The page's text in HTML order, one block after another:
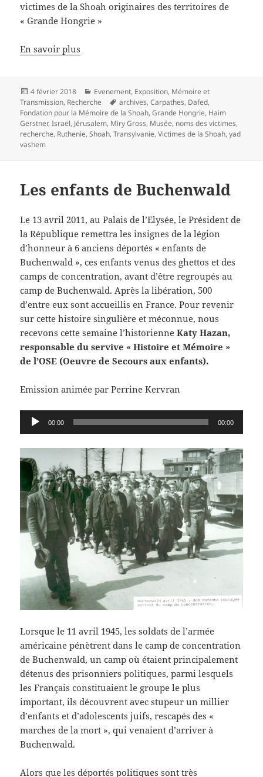
victimes de la Shoah originaires des territoires de
« Grande Hongrie »
En savoir plus
Publié
le
4 février 2018 Catégories
Evenement, Exposition, Mémoire et
Transmission, Recherche
Mots-
clés
archives,Carpathes, Dafed,
Fondation pour la Mémoire de la Shoah,Grande Hongrie, Haim
Gerstner,Israël, Jérusalem, Miry Gross, Musée, noms des victimes,
recherche, Ruthenie,Shoah,Transylvanie,Victimes de la Shoah,yad
vashem
Les enfants de Buchenwald
Le 13 avril 2011, au Palais de l’Elysée, le Président de
la République remettra les insignes de la légion
d’honneur à 6 anciens déportés « enfants de
Buchenwald », ces enfants venus des ghettos et des
camps de concentration, avant d’être regroupés au
camp de Buchenwald. Après la libération, 500
d’entre eux sont accueillis en France. Pour revenir
sur cette histoire singulière et méconnue, nous
recevons cette semaine l’historienneKaty Hazan,
responsable du servive « Histoire et Mémoire »
de l’OSE (Oeuvre de Secours aux enfants).
Emission animée par Perrine Kervran
Lecteur 00:00 00:00
Lorsque le 11 avril 1945, les soldats de l’armée
américaine pénètrent dans le camp de concentration
de Buchenwald, un camp où étaient principalement
détenus des prisonniers politiques, parmi lesquels
les Français constituaient le groupe le plus
important, ils découvrent avec stupeur un millier
d’enfants et d’adolescents juifs, rescapés des «
marches de la mort », qui venaient d’arriver à
Buchenwald.
Alors que les déportés politiques sont très